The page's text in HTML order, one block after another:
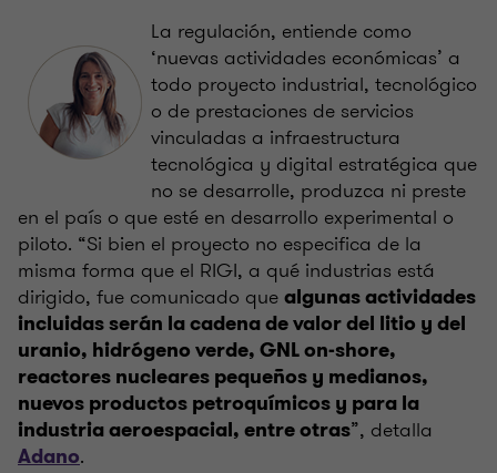
La regulación, entiende como
‘nuevas actividades económicas’ a
todo proyecto industrial, tecnológico
o de prestaciones de servicios
vinculadas a infraestructura
tecnológica y digital estratégica que
no se desarrolle, produzca ni preste
en el país o que esté en desarrollo experimental o
piloto. “Si bien el proyecto no especifica de la
misma forma que el RIGI, a qué industrias está
dirigido, fue comunicado que algunas actividades
incluidas serán la cadena de valor del litio y del
uranio, hidrógeno verde, GNL on-shore,
reactores nucleares pequeños y medianos,
nuevos productos petroquímicos y para la
industria aeroespacial, entre otras”, detalla
Adano.